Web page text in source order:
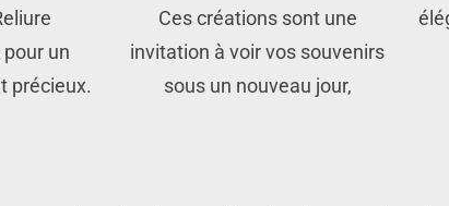
un
précieux.
Ces créations sont une
invitation à voir vos souvenirs
sous un nouveau jour,